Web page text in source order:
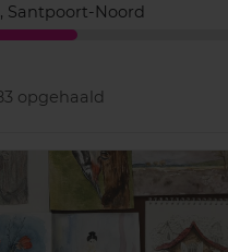
Santpoort-Noord
opgehaald